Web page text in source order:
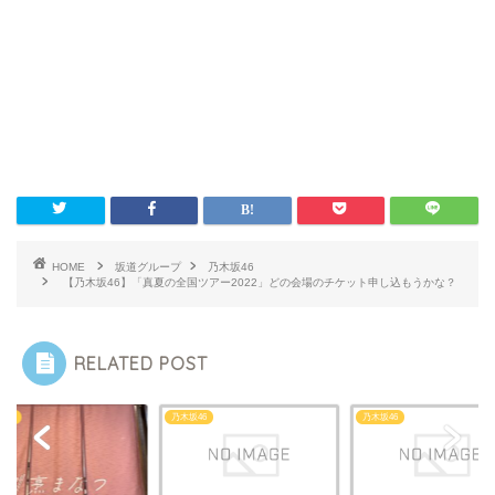
HOME 坂道グループ
乃木坂46
【乃木坂46】「真夏の全国ツアー2022」どの会場のチケット申し込もうかな？
RELATED POST
乃木坂46 乃木坂46